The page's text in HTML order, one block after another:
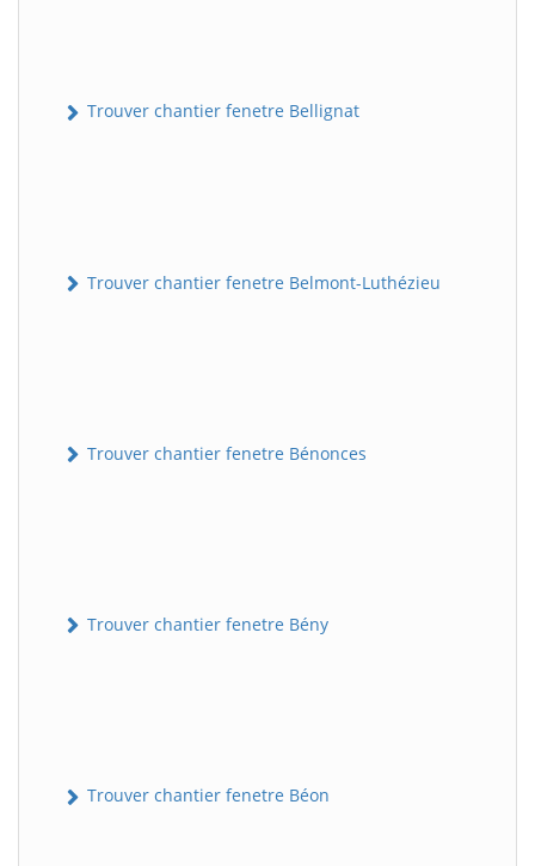
Trouver chantier fenetre Bellignat
Trouver chantier fenetre Belmont-Luthézieu
Trouver chantier fenetre Bénonces
Trouver chantier fenetre Bény
Trouver chantier fenetre Béon